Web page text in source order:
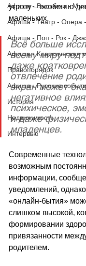
Афиша - Выставки -
Афиша - Театр - Опера
Афиша - Поп - Рок -
Афиша - Классическая
Правопорядок
Афиша - Русские
История
Недвижимость
Интервью
угрозу – особенно
маленьких.
Всё больше
всему миру
даже
отвлечение
экран может
негативное
психическое,
и даже
младенцев.
Современные
возможным
информации,
уведомлений,
«онлайн-бытия»
слишком высокой,
формировании
привязанности
родителем.